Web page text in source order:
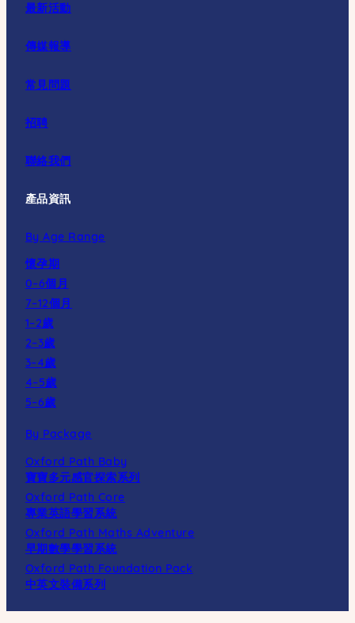
最新活動
傳媒報導
常見問題
招聘
聯絡我們
產品資訊
By Age Range
懷孕期
0–6個月
7–12個月
1–2歲
2–3歲
3–4歲
4–5歲
5–6歲
By Package
Oxford Path Baby
寶寶多元感官探索系列
Oxford Path Core
專業英語學習系統
Oxford Path Maths Adventure
早期數學學習系統
Oxford Path Foundation Pack
中英文裝備系列